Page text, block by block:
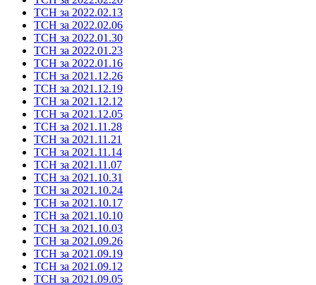
ТСН за 2022.02.13
ТСН за 2022.02.06
ТСН за 2022.01.30
ТСН за 2022.01.23
ТСН за 2022.01.16
ТСН за 2021.12.26
ТСН за 2021.12.19
ТСН за 2021.12.12
ТСН за 2021.12.05
ТСН за 2021.11.28
ТСН за 2021.11.21
ТСН за 2021.11.14
ТСН за 2021.11.07
ТСН за 2021.10.31
ТСН за 2021.10.24
ТСН за 2021.10.17
ТСН за 2021.10.10
ТСН за 2021.10.03
ТСН за 2021.09.26
ТСН за 2021.09.19
ТСН за 2021.09.12
ТСН за 2021.09.05